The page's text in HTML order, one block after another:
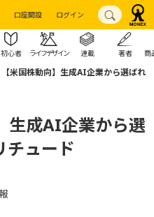
口座開設 ログイン
初心者 ライフデザイン 連載 著者 商
【米国株動向】生成AI企業から選ばれ
生成AI企業から選
チュード